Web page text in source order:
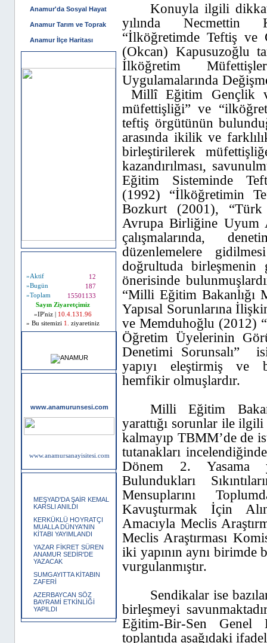
Anamur'da Sosyal Hayat
Anamur Tarım ve Toprak
Anamur İlçe Haritası
»Aktif
12
»Bugün
187
»Toplam
15501133
Sayın Ziyaretçimiz
»IP'niz |
10.4.131.96
» Bu sitemizi 1. ziyaretiniz
www.anamurunsesi.com
www.anamursanayisitesi.com
MEŞYAD'DA ŞAİR KEMAL
KARSLI ANILDI
KERKÜKLÜ HOYRATÇI
MUALLA DÜNYA'NIN
KİTABI YAYIMLANDI
YAZAR FİKRET SÜREN
ANAMUR SEDİR'DE
YAZACAK
SUMGAYITTA KİTABIN
ZAFERİ
AZERBAYCAN SÖZ
BAYRAMİ ETKİNLİĞİ
YAPILDI
Konuyla ilgili
yılında Necmettin
“İlköğretimde Teftiş ve
(Okcan) Kapusuzoğlu
İlköğretim
Uygulamalarında
Millî Eğitim Gençlik
müfettişliği” ve
teftiş örgütünün
arasında ikilik ve
birleştirilerek
kazandırılması,
Eğitim Sisteminde
(1992) “İlköğretimin
Bozkurt (2001),
Avrupa Birliğine Uyum
çalışmalarında,
düzenlemelere
doğrultuda
önerisinde
“Milli Eğitim Bakanlığı
Yapısal Sorunlarına
ve Memduhoğlu (2012) “
Öğretim Üyelerinin
Denetimi Sorunsalı”
yapıyı eleştirmiş ve
hemfikir olmuşlardır.
Milli Eğitim
yarattığı sorunlar ile ilgili
kalmayıp TBMM’de de
tutanakları
Dönem 2. Yasama
Bulundukları
Mensuplarını
Kavuşturmak İçin
Amacıyla Meclis
Meclis Araştırması
iki yapının aynı
vurgulanmıştır.
Sendikalar ise
birleşmeyi
Eğitim-Bir-Sen Genel
toplantıda aşağıdaki